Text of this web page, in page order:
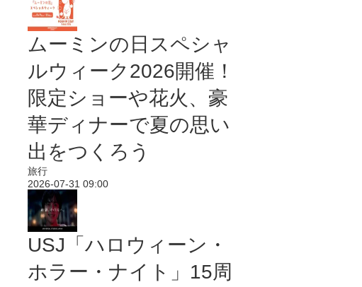
ムーミンの日スペシャ
ルウィーク2026開催！
限定ショーや花火、豪
華ディナーで夏の思い
出をつくろう
旅行
2026-07-31 09:00
USJ「ハロウィーン・
ホラー・ナイト」15周